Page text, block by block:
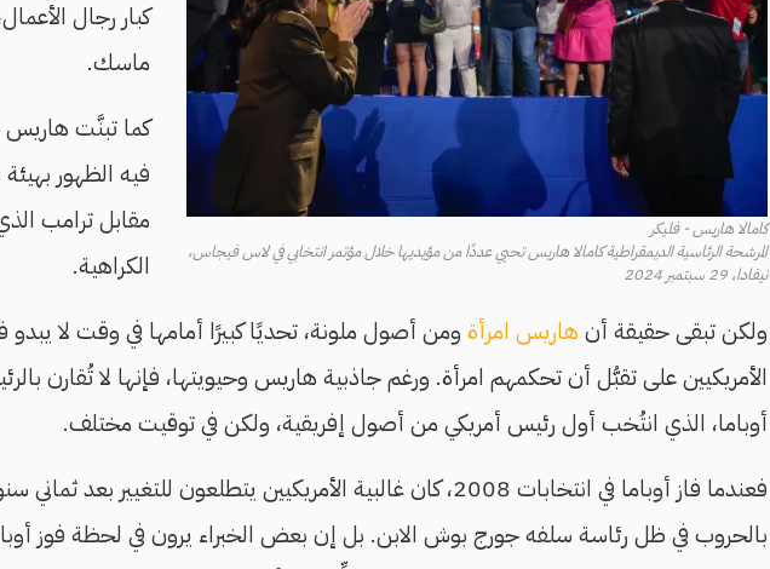
كامالا هاريس - فليكر
المرشحة الرئاسية الديمقراطية كامالا هاريس تحيي عددًا من مؤيديها خلال مؤتمر انتخابي في لاس فيجاس،
نيفادا، 29 سبتمبر 2024
كبار رجال
ماسك.
كما تبنَّت
فيه الظهور
مقابل ترامب
الكراهية.
ولكن تبقى حقيقة أن هاريس امرأةومن أصول ملونة، تحديًا كبيرًا أمامها في وقت لا يبدو
الأمريكيين على تقبُّل أن تحكمهم امرأة. ورغم جاذبية هاريس وحيويتها، فإنها لا تُقارن
أوباما، الذي انتُخب أول رئيس أمريكي من أصول إفريقية، ولكن في توقيت مختلف.
فعندما فاز أوباما في انتخابات 2008، كان غالبية الأمريكيين يتطلعون للتغيير
بالحروب في ظل رئاسة سلفه جورج بوش الابن. بل إن بعض الخبراء يرون في لحظة فوز